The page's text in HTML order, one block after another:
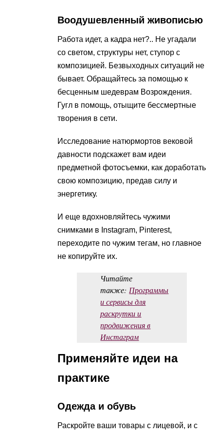
Воодушевленный живописью
Работа идет, а кадра нет?.. Не угадали
со светом, структуры нет, ступор с
композицией. Безвыходных ситуаций не
бывает. Обращайтесь за помощью к
бесценным шедеврам Возрождения.
Гугл в помощь, отыщите бессмертные
творения в сети.
Исследование натюрмортов вековой
давности подскажет вам идеи
предметной фотосъемки, как доработать
свою композицию, предав силу и
энергетику.
И еще вдохновляйтесь чужими
снимками в Instagram, Pinterest,
переходите по чужим тегам, но главное
не копируйте их.
Читайте
также: Программы
и сервисы для
раскрутки и
продвижения в
Инстаграм
Применяйте идеи на
практике
Одежда и обувь
Раскройте ваши товары с лицевой, и с